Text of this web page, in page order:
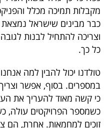
שיתופי
פעולה
דרושים
ניוזלטרים
מקבלות תמיכה מכלל
כבר מבינים שישראל
וצריכה להתחיל לבנות
כל כך.
טולדנו יכול להבין למה
במספרים. בסוף, אפשר
כי קשה מאוד להעריך את
כשמספר הפרויקטים עולה,
זוכים למחמאות. אחרת, הם